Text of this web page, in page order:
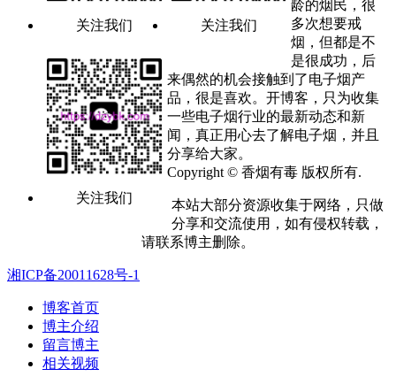
关注我们 关注我们
关注我们
龄的烟民，很
多次想要戒
烟，但都是不
是很成功，后
来偶然的机会接触到了电子烟产
品，很是喜欢。开博客，只为收集
一些电子烟行业的最新动态和新
闻，真正用心去了解电子烟，并且
分享给大家。
Copyright © 香烟有毒 版权所有.
本站大部分资源收集于网络，只做
分享和交流使用，如有侵权转载，
请联系博主删除。
湘ICP备20011628号-1
博客首页
博主介绍
留言博主
相关视频